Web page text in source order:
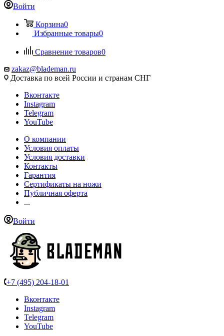
Войти
Корзина0
Избранные товары0
Сравнение товаров0
zakaz@blademan.ru
Доставка по всей России и странам СНГ
Вконтакте
Instagram
Telegram
YouTube
О компании
Условия оплаты
Условия доставки
Контакты
Гарантия
Сертификаты на ножи
Публичная оферта
...
Войти
+7 (495) 204-18-01
Вконтакте
Instagram
Telegram
YouTube